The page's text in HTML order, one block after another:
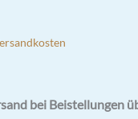
bei Beistellungen